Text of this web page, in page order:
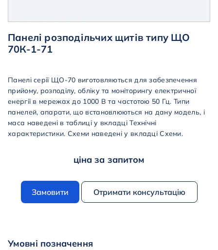
Панелі розподільчих щитів типу ЩО
70К-1-71
Панелі серії ЩО-70 виготовляються для забезпечення
прийому, розподілу, обліку та моніторингу електричної
енергії в мережах до 1000 В та частотою 50 Гц. Типи
панелей, апарати, що встановлюються на дану модель, і
маса наведені в таблиці у вкладці Технічні
характеристики. Схеми наведені у вкладці Схеми.
ціна за запитом
Замовити Отримати консультацію
Умовні позначення